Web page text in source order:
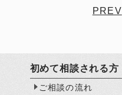
PREV
初めて相談される方
ご相談の流れ